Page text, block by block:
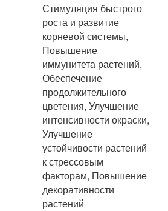
Стимуляция быстрого
роста и развитие
корневой системы,
Повышение
иммунитета растений,
Обеспечение
продолжительного
цветения, Улучшение
интенсивности окраски,
Улучшение
устойчивости растений
к стрессовым
факторам, Повышение
декоративности
растений